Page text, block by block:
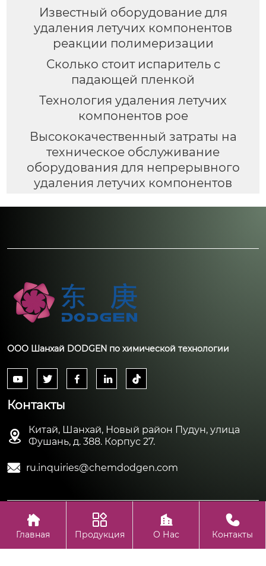
Известный оборудование для
удаления летучих компонентов
реакции полимеризации
Сколько стоит испаритель с
падающей пленкой
Технология удаления летучих
компонентов poe
Высококачественный затраты на
техническое обслуживание
оборудования для непрерывного
удаления летучих компонентов
ООО Шанхай DODGEN по химической технологии
    
Контакты

Китай, Шанхай, Новый район Пудун, улица
Фушань, д. 388. Корпус 27.
 ru.inquiries@chemdodgen.com
Авторское право©ООО Шанхай DODGEN по химической
технологии

Главная

Продукция

О Нас

Контакты